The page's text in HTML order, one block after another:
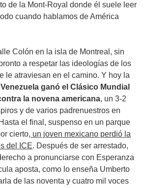
de la Mont-Royal donde él suele leer
cuando hablamos de América
Colón en la isla de Montreal, sin
a respetar las ideologías de los
le atraviesan en el camino. Y hoy la
Venezuela ganó el Clásico Mundial
la novena americana, un 3-2
y de varios padrenuestros en
el final, suspenso en un parque
cierto, un joven mexicano perdió la
del ICE. Después de ser arrestado,
a pronunciarse con Esperanza
aposta, como lo enseña Umberto
de las noventa y cuatro mil voces